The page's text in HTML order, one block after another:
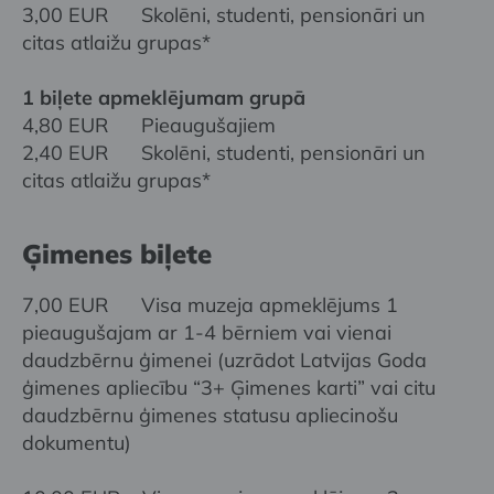
3,00 EUR Skolēni, studenti, pensionāri un
citas atlaižu grupas*
1 biļete apmeklējumam grupā
4,80 EUR Pieaugušajiem
2,40 EUR Skolēni, studenti, pensionāri un
citas atlaižu grupas*
Ģimenes biļete
7,00 EUR Visa muzeja apmeklējums 1
pieaugušajam ar 1-4 bērniem vai vienai
daudzbērnu ģimenei (uzrādot Latvijas Goda
ģimenes apliecību “3+ Ģimenes karti” vai citu
daudzbērnu ģimenes statusu apliecinošu
dokumentu)